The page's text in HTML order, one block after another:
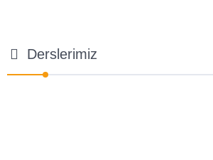
Derslerimiz